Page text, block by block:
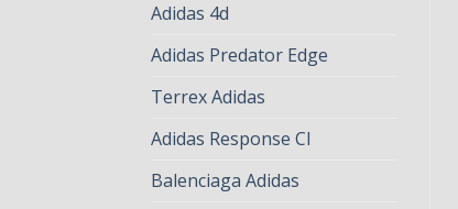
Adidas 4d
Adidas Predator Edge
Terrex Adidas
Adidas Response Cl
Balenciaga Adidas